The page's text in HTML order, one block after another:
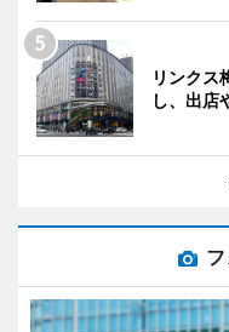
リンク
し、出店